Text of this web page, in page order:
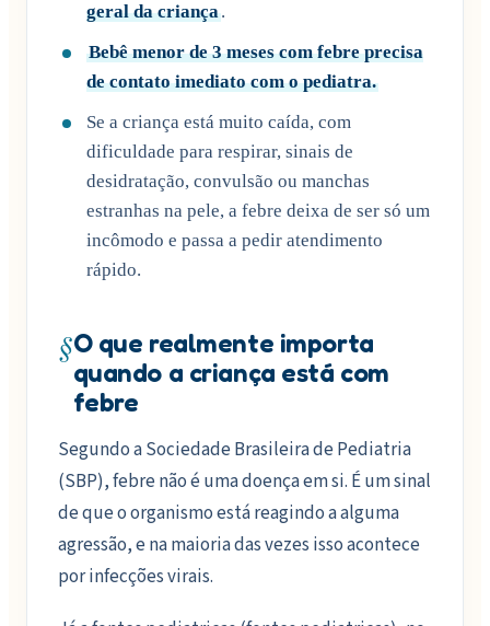
geral da criança.
Bebê menor de 3 meses com febre precisa
de contato imediato com o pediatra.
Se a criança está muito caída, com
dificuldade para respirar, sinais de
desidratação, convulsão ou manchas
estranhas na pele, a febre deixa de ser só um
incômodo e passa a pedir atendimento
rápido.
§O que realmente importa
quando a criança está com
febre
Segundo a Sociedade Brasileira de Pediatria
(SBP), febre não é uma doença em si. É um sinal
de que o organismo está reagindo a alguma
agressão, e na maioria das vezes isso acontece
por infecções virais.